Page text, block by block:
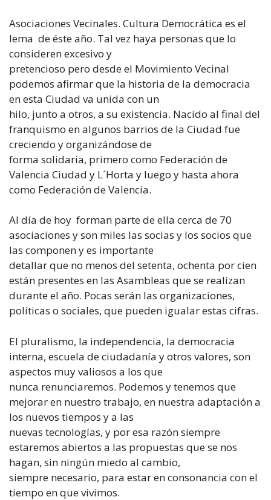
Asociaciones Vecinales. Cultura Democrática es el
lema de éste año. Tal vez haya personas que lo
consideren excesivo y
pretencioso pero desde el Movimiento Vecinal
podemos afirmar que la historia de la democracia
en esta Ciudad va unida con un
hilo, junto a otros, a su existencia. Nacido al final del
franquismo en algunos barrios de la Ciudad fue
creciendo y organizándose de
forma solidaria, primero como Federación de
Valencia Ciudad y L´Horta y luego y hasta ahora
como Federación de Valencia.
Al día de hoy forman parte de ella cerca de 70
asociaciones y son miles las socias y los socios que
las componen y es importante
detallar que no menos del setenta, ochenta por cien
están presentes en las Asambleas que se realizan
durante el año. Pocas serán las organizaciones,
políticas o sociales, que pueden igualar estas cifras.
El pluralismo, la independencia, la democracia
interna, escuela de ciudadanía y otros valores, son
aspectos muy valiosos a los que
nunca renunciaremos. Podemos y tenemos que
mejorar en nuestro trabajo, en nuestra adaptación a
los nuevos tiempos y a las
nuevas tecnologías, y por esa razón siempre
estaremos abiertos a las propuestas que se nos
hagan, sin ningún miedo al cambio,
siempre necesario, para estar en consonancia con el
tiempo en que vivimos.